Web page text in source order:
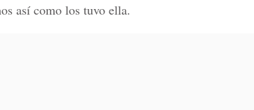
así como los tuvo ella.